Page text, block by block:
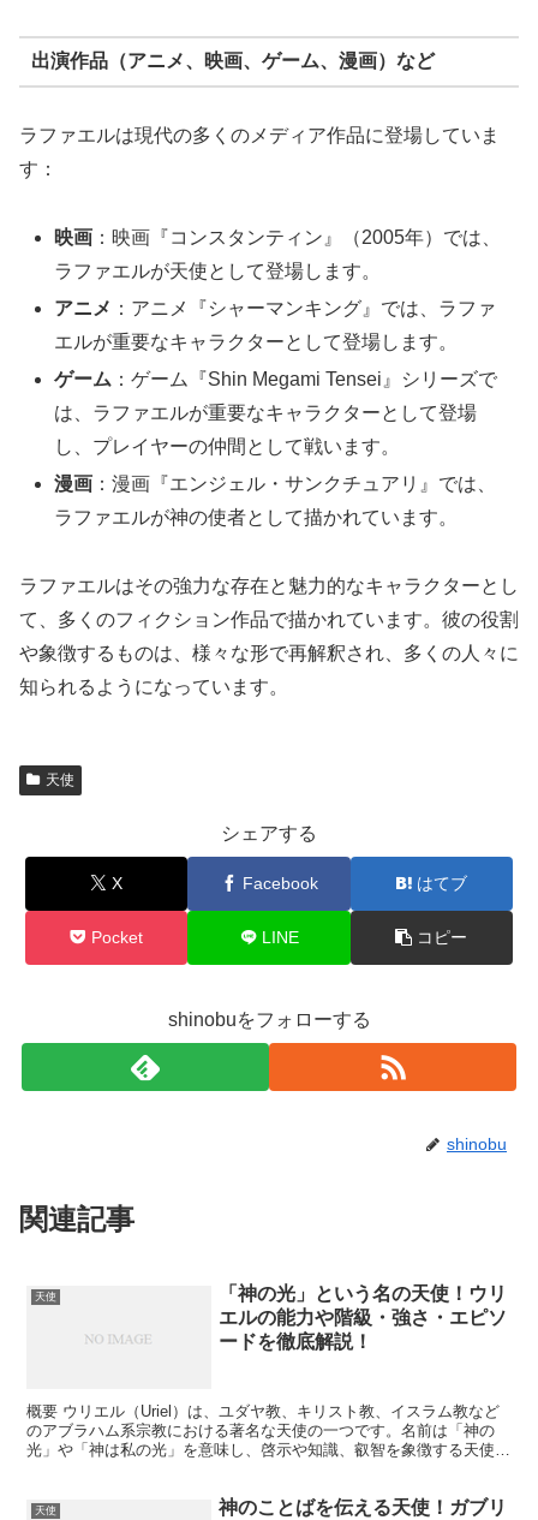
出演作品（アニメ、映画、ゲーム、漫画）など
ラファエルは現代の多くのメディア作品に登場していま
す：
映画 ：映画『コンスタンティン』（2005年）では、
ラファエルが天使として登場します。
アニメ ：アニメ『シャーマンキング』では、ラファ
エルが重要なキャラクターとして登場します。
ゲーム ：ゲーム『Shin Megami Tensei』シリーズで
は、ラファエルが重要なキャラクターとして登場
し、プレイヤーの仲間として戦います。
漫画 ：漫画『エンジェル・サンクチュアリ』では、
ラファエルが神の使者として描かれています。
ラファエルはその強力な存在と魅力的なキャラクターとし
て、多くのフィクション作品で描かれています。彼の役割
や象徴するものは、様々な形で再解釈され、多くの人々に
知られるようになっています。
天使
シェアする
X Facebook はてブ
Pocket LINE コピー
shinobuをフォローする
shinobu
関連記事
天使
「神の光」という名の天使！ウリ
エルの能力や階級・強さ・エピソ
ードを徹底解説！
概要 ウリエル（Uriel）は、ユダヤ教、キリスト教、イスラム教など
のアブラハム系宗教における著名な天使の一つです。名前は「神の
光」や「神は私の光」を意味し、啓示や知識、叡智を象徴する天使と
天使
神のことばを伝える天使！ガブリ